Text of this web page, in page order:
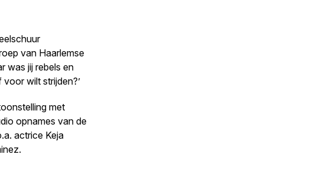
van Haarlemse
was jij rebels en
wilt strijden?’
met
opnames van de
actrice Keja